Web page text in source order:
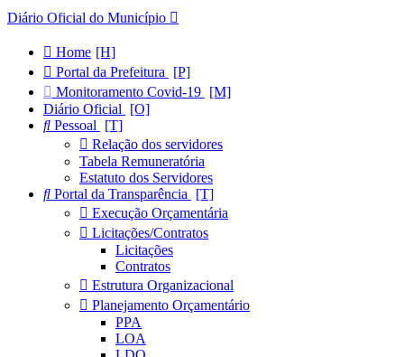
Diário Oficial do Município
Home
Portal da Prefeitura
Monitoramento Covid-19
Diário Oficial
Pessoal
Relação dos servidores
Tabela Remuneratória
Estatuto dos Servidores
Portal da Transparência
Execução Orçamentária
Licitações/Contratos
Licitações
Contratos
Estrutura Organizacional
Planejamento Orçamentário
PPA
LOA